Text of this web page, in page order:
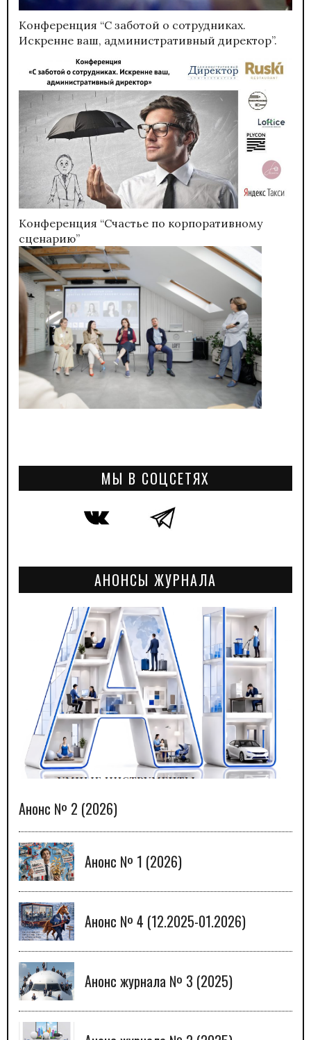
Конференция “С заботой о сотрудниках.
Искренне ваш, административный директор”.
Конференция “Счастье по корпоративному
сценарию”
МЫ В СОЦСЕТЯХ
АНОНСЫ ЖУРНАЛА
Анонс № 2 (2026)
Анонс № 1 (2026)
Анонс № 4 (12.2025-01.2026)
Анонс журнала № 3 (2025)